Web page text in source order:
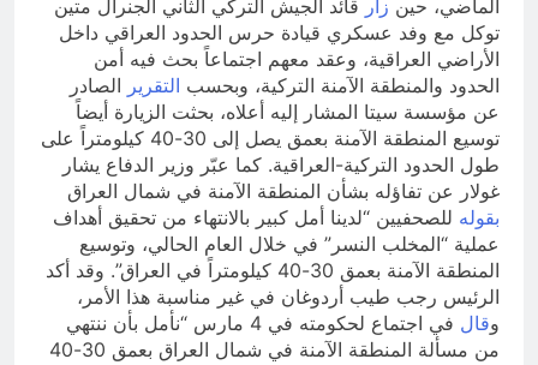
الماضي، حين زار قائد الجيش التركي الثاني الجنرال متين
توكل مع وفد عسكري قيادة حرس الحدود العراقي داخل
الأراضي العراقية، وعقد معهم اجتماعاً بحث فيه أمن
الحدود والمنطقة الآمنة التركية، وبحسب التقرير الصادر
عن مؤسسة سيتا المشار إليه أعلاه، بحثت الزيارة أيضاً
توسيع المنطقة الآمنة بعمق يصل إلى 30-40 كيلومتراً على
طول الحدود التركية-العراقية. كما عبّر وزير الدفاع يشار
غولار عن تفاؤله بشأن المنطقة الآمنة في شمال العراق
بقوله للصحفيين “لدينا أمل كبير بالانتهاء من تحقيق أهداف
عملية “المخلب النسر” في خلال العام الحالي، وتوسيع
المنطقة الآمنة بعمق 30-40 كيلومتراً في العراق”. وقد أكد
الرئيس رجب طيب أردوغان في غير مناسبة هذا الأمر،
وقال
في اجتماع لحكومته في 4 مارس “نأمل بأن ننتهي
من مسألة المنطقة الآمنة في شمال العراق بعمق 30-40